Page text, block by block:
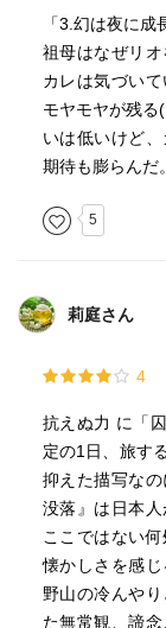
「3.幻は夜に成
祖母はなぜリ
カレは気づい
モヤモヤが残る
いは低いけど
期待も膨らんだ。
5
莉庭さん
4
抗えぬ力 に「
定の1日、旅す
抑えた描写な
没落』は日本人
ここではない
懐かしさを感
野山の冷んや
た無常観、諦